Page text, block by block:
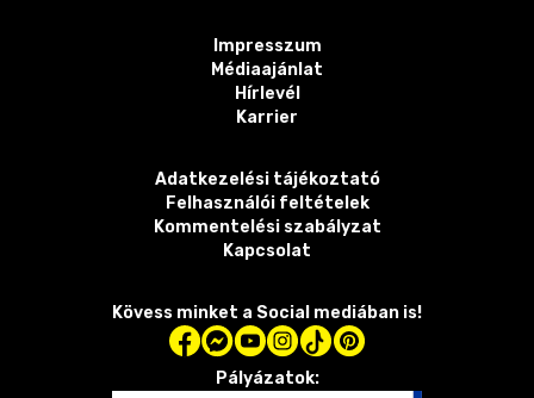
Impresszum
Médiaajánlat
Hírlevél
Karrier
Adatkezelési tájékoztató
Felhasználói feltételek
Kommentelési szabályzat
Kapcsolat
Kövess minket a Social mediában is!
Pályázatok: